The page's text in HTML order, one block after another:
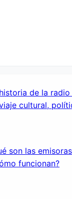
de la
cultural,
son las
funcionan?